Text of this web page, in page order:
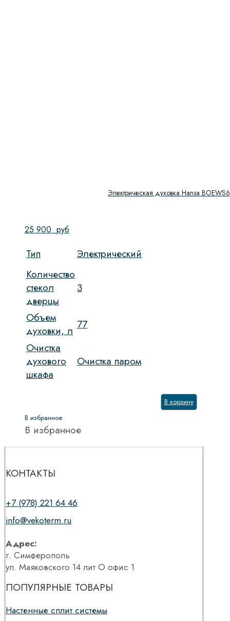
Электрическая духовка Hansa
25 900 руб
Тип
Электрический
Количество
стекол
дверцы
3
Объем
духовки, л 77
Очистка
духового
шкафа
Очистка паром
В корзину
В избранное
В избранное
КОНТАКТЫ
+7 (978) 221 64 46
info@vekoterm.ru
Адрес:
г. Симферополь
ул. Маяковского 14 лит О офис 1
ПОПУЛЯРНЫЕ ТОВАРЫ
Настенные сплит системы